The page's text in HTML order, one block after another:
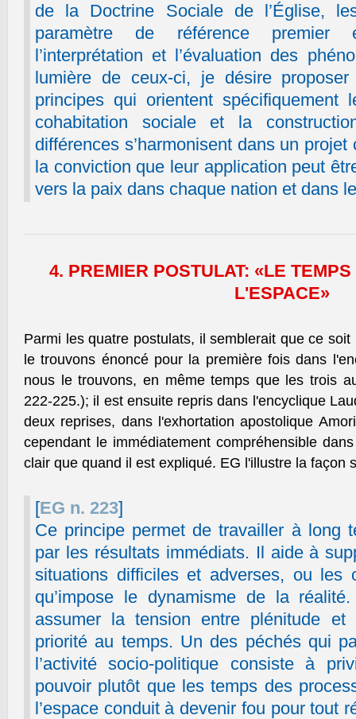
de la Doctrine Sociale de l’Église,
paramètre de référence premier
l’interprétation et l’évaluation des
lumière de ceux-ci, je désire
principes qui orientent spécifiquement
cohabitation sociale et la
différences s’harmonisent dans un
la conviction que leur application peut
vers la paix dans chaque nation et dans
4. PREMIER POSTULAT: «LE
L'ESPACE»
Parmi les quatre postulats, il semblerait que ce
le trouvons énoncé pour la première fois dans
nous le trouvons, en même temps que les trois
222-225.); il est ensuite repris dans l'encyclique
deux reprises, dans l'exhortation apostolique
cependant le immédiatement compréhensible
clair que quand il est expliqué. EG l'illustre la façon
[EG n. 223]
Ce principe permet de travailler à long
par les résultats immédiats. Il aide à
situations difficiles et adverses, ou les
qu’impose le dynamisme de la
assumer la tension entre plénitude
priorité au temps. Un des péchés qui
l’activité socio-politique consiste à
pouvoir plutôt que les temps des
l’espace conduit à devenir fou pour tout